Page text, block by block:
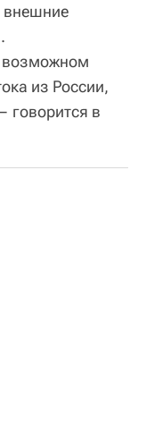
внешние
возможном
из России,
говорится в